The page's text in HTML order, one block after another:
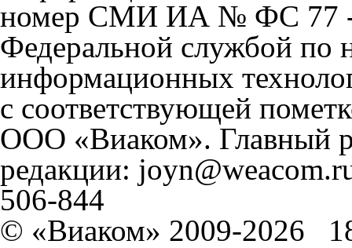
номер СМИ ИА № ФС 77 -
Федеральной службой по
информационных
с соответствующей
ООО «Виаком». Главный
редакции:
506-844
© «Виаком» 2009-2026